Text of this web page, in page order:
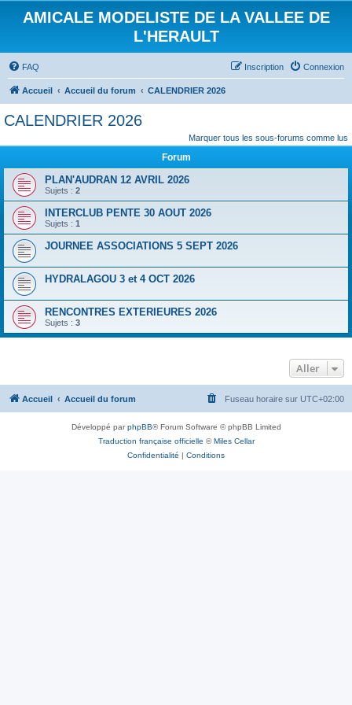
AMICALE MODELISTE DE LA VALLEE DE
L'HERAULT
FAQ Connexion
Inscription
Accueil Accueil du forum CALENDRIER 2026
CALENDRIER 2026
Marquer tous les sous-forums comme lus
Forum
PLAN'AUDRAN 12 AVRIL 2026
Sujets : 2
INTERCLUB PENTE 30 AOUT 2026
Sujets : 1
JOURNEE ASSOCIATIONS 5 SEPT 2026
HYDRALAGOU 3 et 4 OCT 2026
RENCONTRES EXTERIEURES 2026
Sujets : 3
Aller
Accueil Accueil du forum Fuseau horaire sur UTC+02:00
Développé parphpBB® Forum Software © phpBB Limited
Traduction française officielle ©Miles Cellar
Confidentialité | Conditions